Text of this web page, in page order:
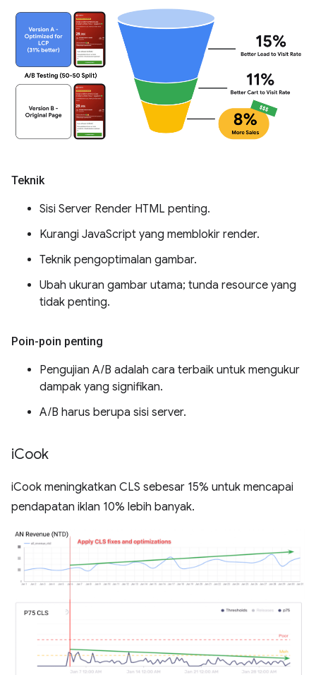
Teknik
Sisi Server Render HTML penting.
Kurangi JavaScript yang memblokir render.
Teknik pengoptimalan gambar.
Ubah ukuran gambar utama; tunda resource yang
tidak penting.
Poin-poin penting
Pengujian A/B adalah cara terbaik untuk mengukur
dampak yang signifikan.
A/B harus berupa sisi server.
iCook
iCook meningkatkan CLS sebesar 15% untuk mencapai
pendapatan iklan 10% lebih banyak.